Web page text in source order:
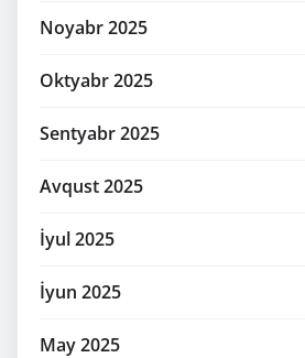
Noyabr 2025
Oktyabr 2025
Sentyabr 2025
Avqust 2025
İyul 2025
İyun 2025
May 2025